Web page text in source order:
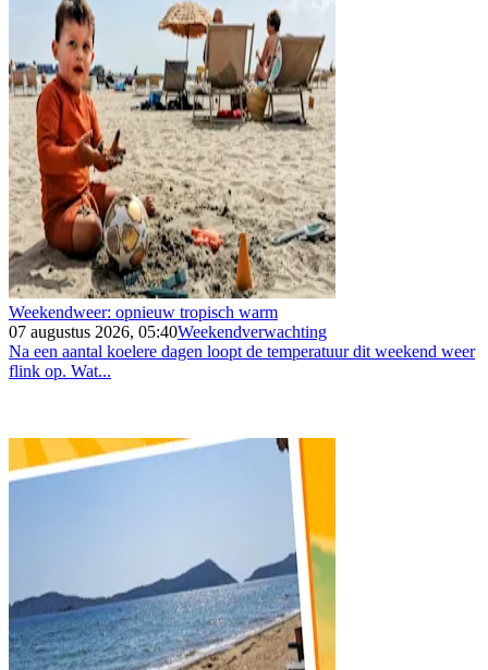
Weekendweer: opnieuw tropisch warm
07 augustus 2026, 05:40Weekendverwachting
Na een aantal koelere dagen loopt de temperatuur dit weekend weer
flink op. Wat...